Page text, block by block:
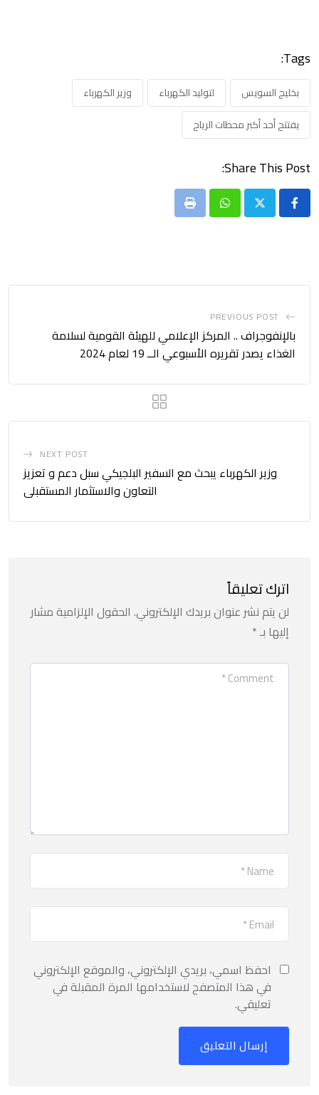
Tags:
بخليج السويس لتوليد الكهرباء
وزير الكهرباء
يفتتح أحد أكبر محطات الرياح
Share This Post:
Whatsapp
Print
PREVIOUS POST
بالإنفوجراف .. المركز الإعلامي للهيئة القومية لسلامة
الغذاء يصدر تقريره الأسبوعي الــ 19 لعام 2024
NEXT POST
وزير الكهرباء يبحث مع السفير البلجيكي سبل دعم و تعزيز
التعاون والاستثمار المستقبلى
اترك تعليقاً
لن يتم نشر عنوان بريدك الإلكتروني. الحقول الإلزامية مشار
إليها بـ*
احفظ اسمي، بريدي الإلكتروني، والموقع الإلكتروني
في هذا المتصفح لاستخدامها المرة المقبلة في
تعليقي.